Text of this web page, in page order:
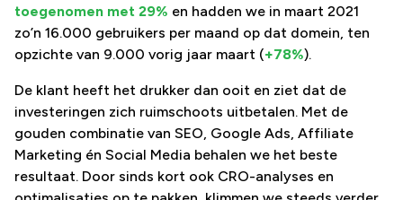
toegenomen met 29% en hadden we in maart 2021
zo’n 16.000 gebruikers per maand op dat domein, ten
opzichte van 9.000 vorig jaar maart (+78%).
De klant heeft het drukker dan ooit en ziet dat de
investeringen zich ruimschoots uitbetalen. Met de
gouden combinatie van SEO, Google Ads, Affiliate
Marketing én Social Media behalen we het beste
resultaat. Door sinds kort ook CRO-analyses en